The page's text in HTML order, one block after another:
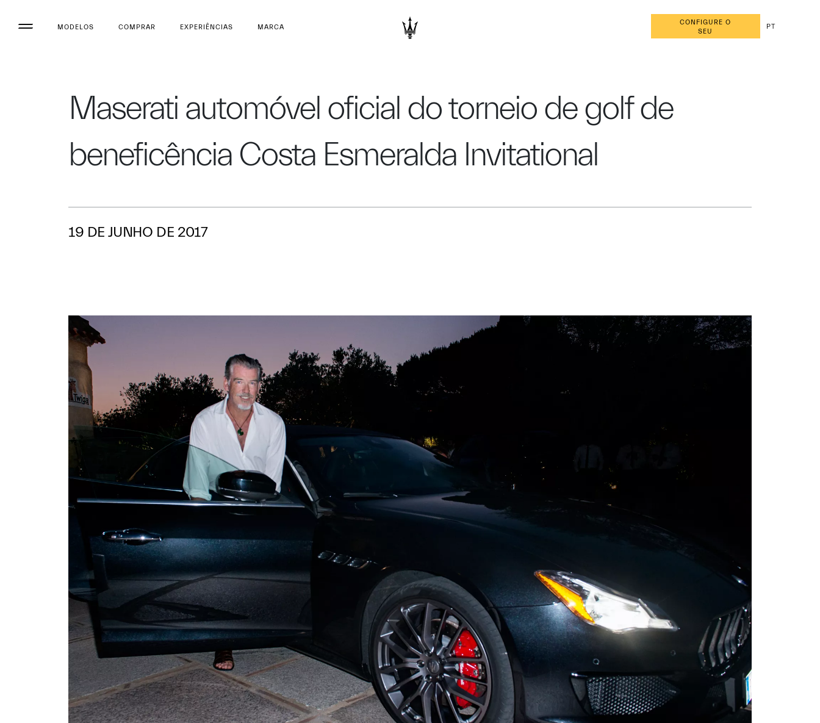
MODELOS COMPRAR EXPERIÊNCIAS MARCA
CONFIGURE O
SEU
PT
Maserati automóvel oficial do torneio de golf de
beneficência Costa Esmeralda Invitational
19 DE JUNHO DE 2017